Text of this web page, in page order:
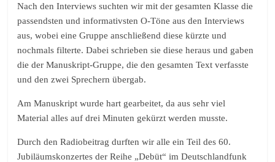
Nach den Interviews suchten wir mit der gesamten Klasse die
passendsten und informativsten O-Töne aus den Interviews
aus, wobei eine Gruppe anschließend diese kürzte und
nochmals filterte. Dabei schrieben sie diese heraus und gaben
die der Manuskript-Gruppe, die den gesamten Text verfasste
und den zwei Sprechern übergab.
Am Manuskript wurde hart gearbeitet, da aus sehr viel
Material alles auf drei Minuten gekürzt werden musste.
Durch den Radiobeitrag durften wir alle ein Teil des 60.
Jubiläumskonzertes der Reihe „Debüt“ im Deutschlandfunk